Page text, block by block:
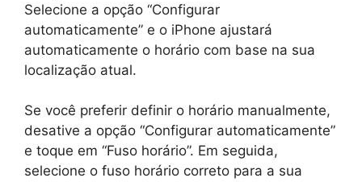
Selecione a opção “Configurar
automaticamente” e o iPhone ajustará
automaticamente o horário com base na sua
localização atual.
Se você preferir definir o horário manualmente,
desative a opção “Configurar automaticamente”
e toque em “Fuso horário”. Em seguida,
selecione o fuso horário correto para a sua